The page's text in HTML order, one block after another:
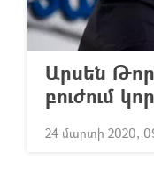
Արսեն
բուժում
24 մարտի 2020,